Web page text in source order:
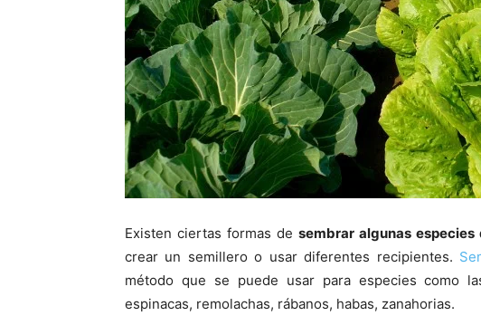
Existen ciertas formas de sembrar algunas
crear un semillero o usar diferentes recipientes.
método que se puede usar para especies como
espinacas, remolachas, rábanos, habas, zanahorias.